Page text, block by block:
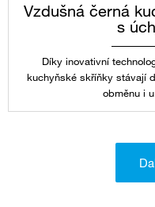
Vzdušná černá
s
Díky inovativní
kuchyňské skříňky stávají
obměnu i